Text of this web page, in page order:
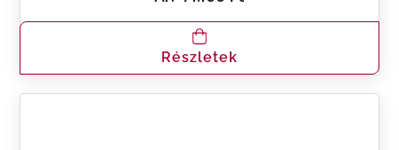
Részletek